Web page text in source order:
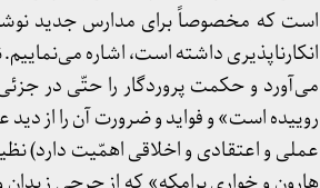
انکارناپذیری داشته است، اشاره
می‌آورد و حکمت پروردگار را حتّی در
روییده است» و فواید و ضرورت آن را از
عملی و اعتقادی و اخلاقی اهمّیت دارد)